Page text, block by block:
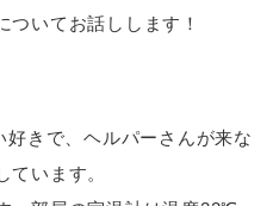
ついてお話しします！
きで、ヘルパーさんが来な
ています。